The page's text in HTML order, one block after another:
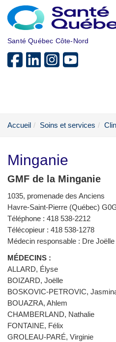
Aller au menu principal
Santé Québec Côte-Nord
Accueil Soins et services
Minganie
GMF de la Minganie
1035, promenade des Anciens
Havre-Saint-Pierre (Québec)
Téléphone : 418 538-2212
Télécopieur : 418 538-1278
Médecin responsable : Dre
MÉDECINS :
ALLARD, Élyse
BOIZARD, Joëlle
BOSKOVIC-PETROVIC,
BOUAZRA, Ahlem
CHAMBERLAND, Nathalie
FONTAINE, Félix
GROLEAU-PARÉ, Virginie